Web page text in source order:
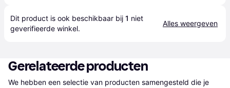
Dit product is ook beschikbaar bij 1 niet
geverifieerde winkel.
Alles weergeven
Gerelateerde producten
We hebben een selectie van producten samengesteld die je